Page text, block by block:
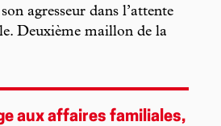
agresseur dans l’attente
Deuxième maillon de la
aux affaires familiales,